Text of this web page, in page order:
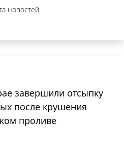
новостей
завершили отсыпку
после крушения
проливе